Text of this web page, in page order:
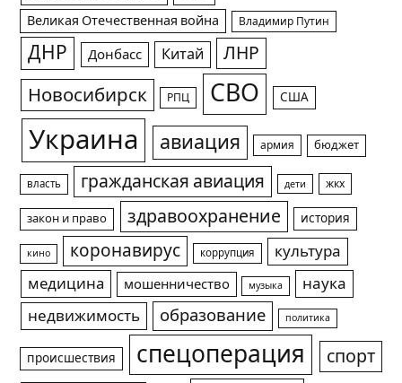
Великая Отечественная война Владимир Путин
ДНР Донбасс Китай ЛНР
Новосибирск РПЦ СВО США
Украина авиация армия бюджет
власть гражданская авиация дети жкх
закон и право здравоохранение история
кино коронавирус коррупция
культура
медицина
мошенничество музыка
наука
недвижимость
образование политика
происшествия спецоперация спорт